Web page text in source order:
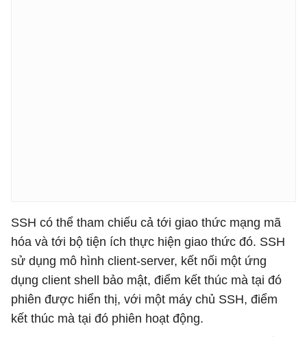
SSH có thể tham chiếu cả tới giao thức mạng mã
hóa và tới bộ tiện ích thực hiện giao thức đó. SSH
sử dụng mô hình client-server, kết nối một ứng
dụng client shell bảo mật, điểm kết thúc mà tại đó
phiên được hiển thị, với một máy chủ SSH, điểm
kết thúc mà tại đó phiên hoạt động.